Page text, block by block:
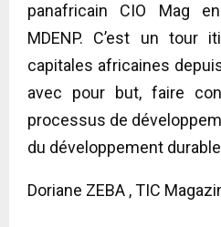
panafricain CIO Mag
MDENP. C’est un tour
capitales africaines
avec pour but, faire
processus de
du développement
Doriane ZEBA , TIC